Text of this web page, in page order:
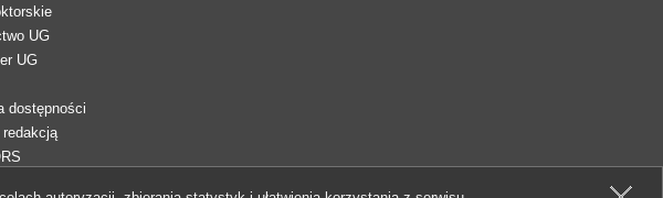
UG
UG
dostępności